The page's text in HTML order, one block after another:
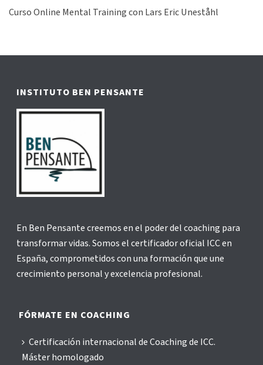
Curso Online Mental Training con Lars Eric Uneståhl
INSTITUTO BEN PENSANTE
En Ben Pensante creemos en el poder del coaching para
transformar vidas. Somos el certificador oficial ICC en
España, comprometidos con una formación que une
crecimiento personal y excelencia profesional.
FÓRMATE EN COACHING
Certificación internacional de Coaching de ICC.
Máster homologado